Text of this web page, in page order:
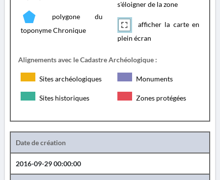
polygone du
toponyme Chronique
s'éloigner de la zone
afficher la carte en
plein écran
Alignements avec le Cadastre Archéologique :
Sites archéologiques Monuments
Sites historiques Zones protégées
Date de création
2016-09-29 00:00:00